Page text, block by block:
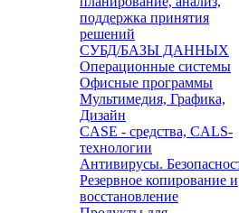
поддержка принятия
решений
СУБД/БАЗЫ ДАННЫХ
Операционные системы
Офисные программы
Мультимедия, Графика,
Дизайн
CASE - средства, CALS-
технологии
Антивирусы.
Резервное копирование и
восстановление